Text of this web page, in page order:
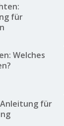
für
Welches
für